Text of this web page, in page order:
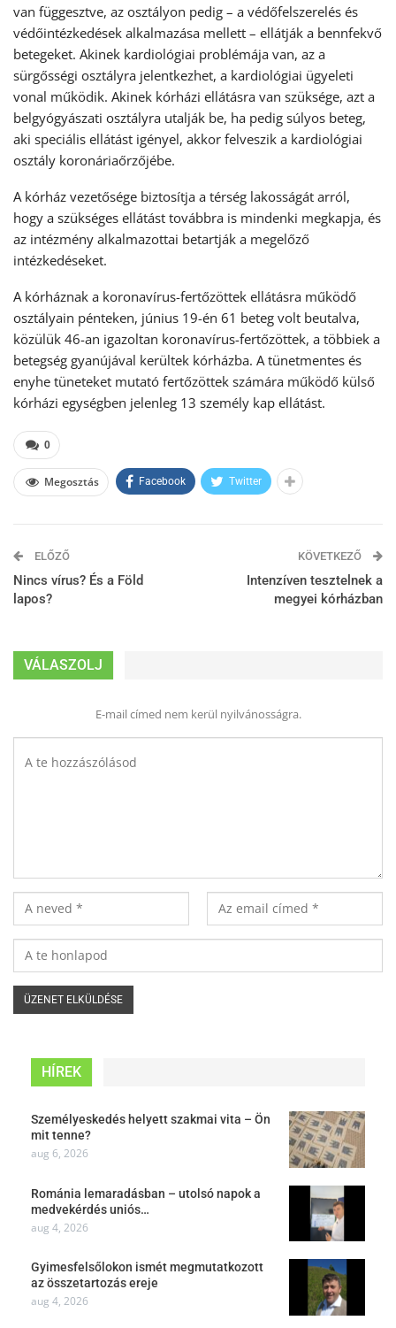
van függesztve, az osztályon pedig – a védőfelszerelés és
védőintézkedések alkalmazása mellett – ellátják a bennfekvő
betegeket. Akinek kardiológiai problémája van, az a
sürgősségi osztályra jelentkezhet, a kardiológiai ügyeleti
vonal működik. Akinek kórházi ellátásra van szüksége, azt a
belgyógyászati osztályra utalják be, ha pedig súlyos beteg,
aki speciális ellátást igényel, akkor felveszik a kardiológiai
osztály koronáriaőrzőjébe.
A kórház vezetősége biztosítja a térség lakosságát arról,
hogy a szükséges ellátást továbbra is mindenki megkapja, és
az intézmény alkalmazottai betartják a megelőző
intézkedéseket.
A kórháznak a koronavírus-fertőzöttek ellátásra működő
osztályain pénteken, június 19-én 61 beteg volt beutalva,
közülük 46-an igazoltan koronavírus-fertőzöttek, a többiek a
betegség gyanújával kerültek kórházba. A tünetmentes és
enyhe tüneteket mutató fertőzöttek számára működő külső
kórházi egységben jelenleg 13 személy kap ellátást.
0
Megosztás Facebook Twitter
ELŐZŐ
Nincs vírus? És a Föld
lapos?
KÖVETKEZŐ
Intenzíven tesztelnek a
megyei kórházban
VÁLASZOLJ
E-mail címed nem kerül nyilvánosságra.
HÍREK
Személyeskedés helyett szakmai vita – Ön
mit tenne?
aug 6, 2026
Románia lemaradásban – utolsó napok a
medvekérdés uniós…
aug 4, 2026
Gyimesfelsőlokon ismét megmutatkozott
az összetartozás ereje
aug 4, 2026